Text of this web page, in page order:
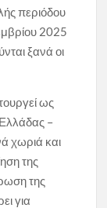
περιόδου
2025
ξανά οι
ως
Ελλάδας –
χωριά και
της
της
για